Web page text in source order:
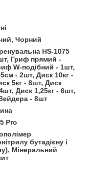
Чорний
HS-1075
Гриф прямий -
W-подібний - 1шт,
- 2шт, Диск 10кг -
5кг - 8шт, Диск
Диск 1,25кг - 6шт,
- 8шт
Pro
бутадієну і
Мінеральний